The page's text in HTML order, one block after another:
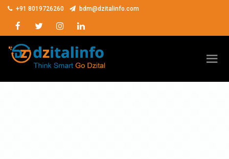
+91 8019726260 bdm@dzitalinfo.com
FacebookTwitterInstagramLinkedIn